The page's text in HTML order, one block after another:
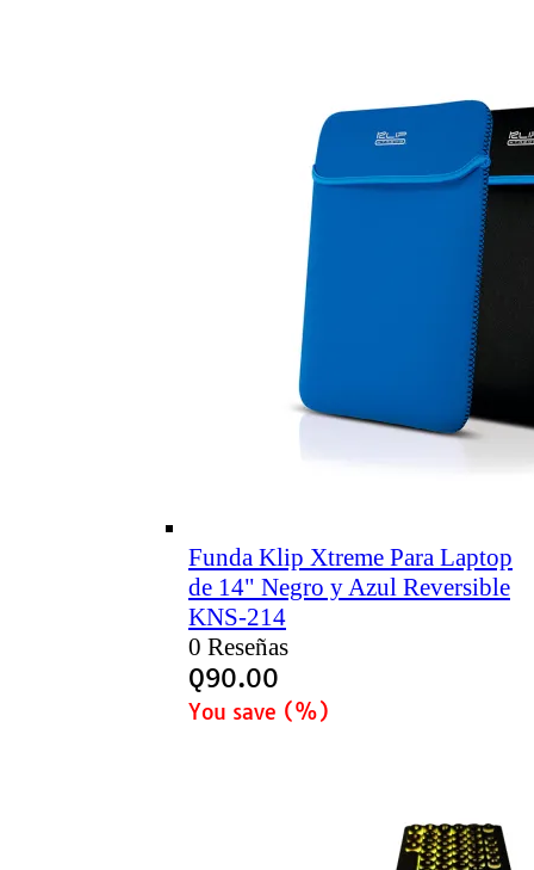
Funda Klip Xtreme Para Laptop
de 14" Negro y Azul Reversible
KNS-214
0 Reseñas
Q90.00
You save (%)